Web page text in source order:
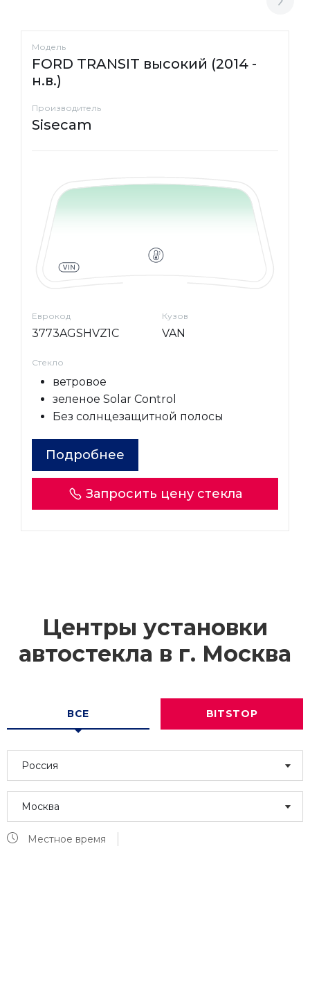
Модель
FORD TRANSIT высокий (2014 -
н.в.)
Производитель
Sisecam
Еврокод
3773AGSHVZ1C
Кузов
VAN
Стекло
ветровое
зеленое Solar Control
Без солнцезащитной полосы
Подробнее
Запросить цену стекла
Центры установки
автостекла в г. Москва
ВСЕ BITSTOP
Россия
Москва
Местное время